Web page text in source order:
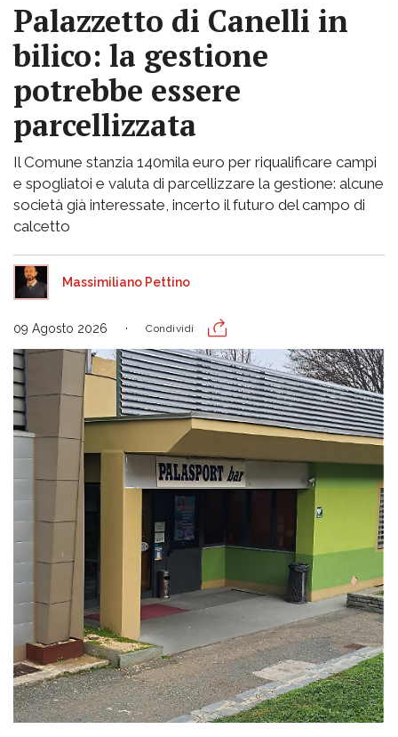
Palazzetto di Canelli in
bilico: la gestione
potrebbe essere
parcellizzata
Il Comune stanzia 140mila euro per riqualificare campi
e spogliatoi e valuta di parcellizzare la gestione: alcune
società già interessate, incerto il futuro del campo di
calcetto
Massimiliano Pettino
09 Agosto 2026 Condividi